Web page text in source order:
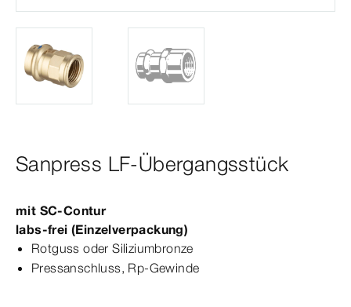
Sanpress LF-Übergangsstück
mit SC‑Contur
labs-​frei (Einzelverpackung)
Rotguss oder Siliziumbronze
Press­anschluss, Rp‑Gewinde